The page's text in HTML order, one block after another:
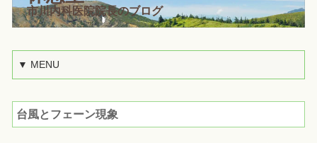
市川内科医院院長のブログ
▼ MENU
台風とフェーン現象